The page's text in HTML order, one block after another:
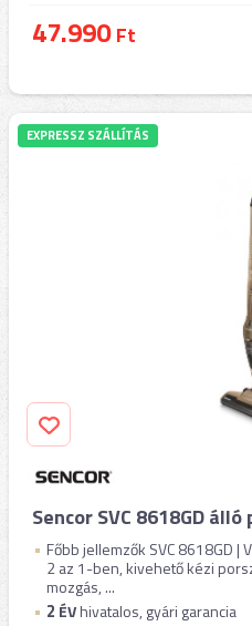
47.990Ft
EXPRESSZ SZÁLLÍTÁS
Sencor SVC 8618GD
Főbb jellemzők SVC 8618GD
2 az 1-ben, kivehető kézi
mozgás, ...
2 ÉVhivatalos, gyári garancia